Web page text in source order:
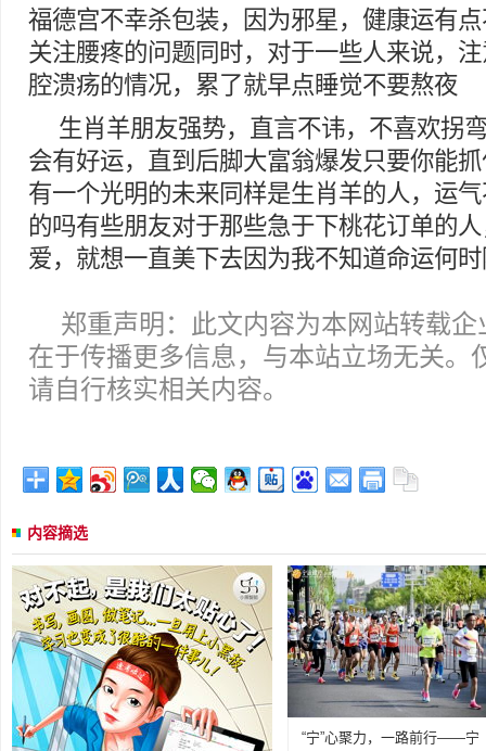
福德宫不幸杀包装，因为邪星，健康运有
关注腰疼的问题同时，对于一些人来说，
腔溃疡的情况，累了就早点睡觉不要熬夜
生肖羊朋友强势，直言不讳，不喜欢拐
会有好运，直到后脚大富翁爆发只要你能
有一个光明的未来同样是生肖羊的人，运
的吗有些朋友对于那些急于下桃花订单的
爱，就想一直美下去因为我不知道命运何
郑重声明：此文内容为本网站转载
在于传播更多信息，与本站立场无关。
请自行核实相关内容。
内容摘选
“宁”心聚力，一路前行——宁